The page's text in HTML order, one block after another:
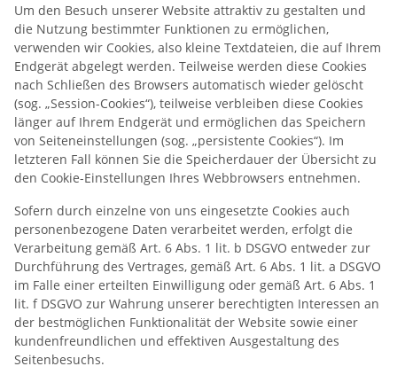
Um den Besuch unserer Website attraktiv zu gestalten und
die Nutzung bestimmter Funktionen zu ermöglichen,
verwenden wir Cookies, also kleine Textdateien, die auf Ihrem
Endgerät abgelegt werden. Teilweise werden diese Cookies
nach Schließen des Browsers automatisch wieder gelöscht
(sog. „Session-Cookies“), teilweise verbleiben diese Cookies
länger auf Ihrem Endgerät und ermöglichen das Speichern
von Seiteneinstellungen (sog. „persistente Cookies“). Im
letzteren Fall können Sie die Speicherdauer der Übersicht zu
den Cookie-Einstellungen Ihres Webbrowsers entnehmen.
Sofern durch einzelne von uns eingesetzte Cookies auch
personenbezogene Daten verarbeitet werden, erfolgt die
Verarbeitung gemäß Art. 6 Abs. 1 lit. b DSGVO entweder zur
Durchführung des Vertrages, gemäß Art. 6 Abs. 1 lit. a DSGVO
im Falle einer erteilten Einwilligung oder gemäß Art. 6 Abs. 1
lit. f DSGVO zur Wahrung unserer berechtigten Interessen an
der bestmöglichen Funktionalität der Website sowie einer
kundenfreundlichen und effektiven Ausgestaltung des
Seitenbesuchs.